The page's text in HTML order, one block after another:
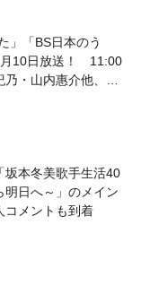
」「BS日本のう
月10日放送！ 11:00
・山内惠介他、
坂本冬美歌手生活40
明日へ～」のメイン
メントも到着